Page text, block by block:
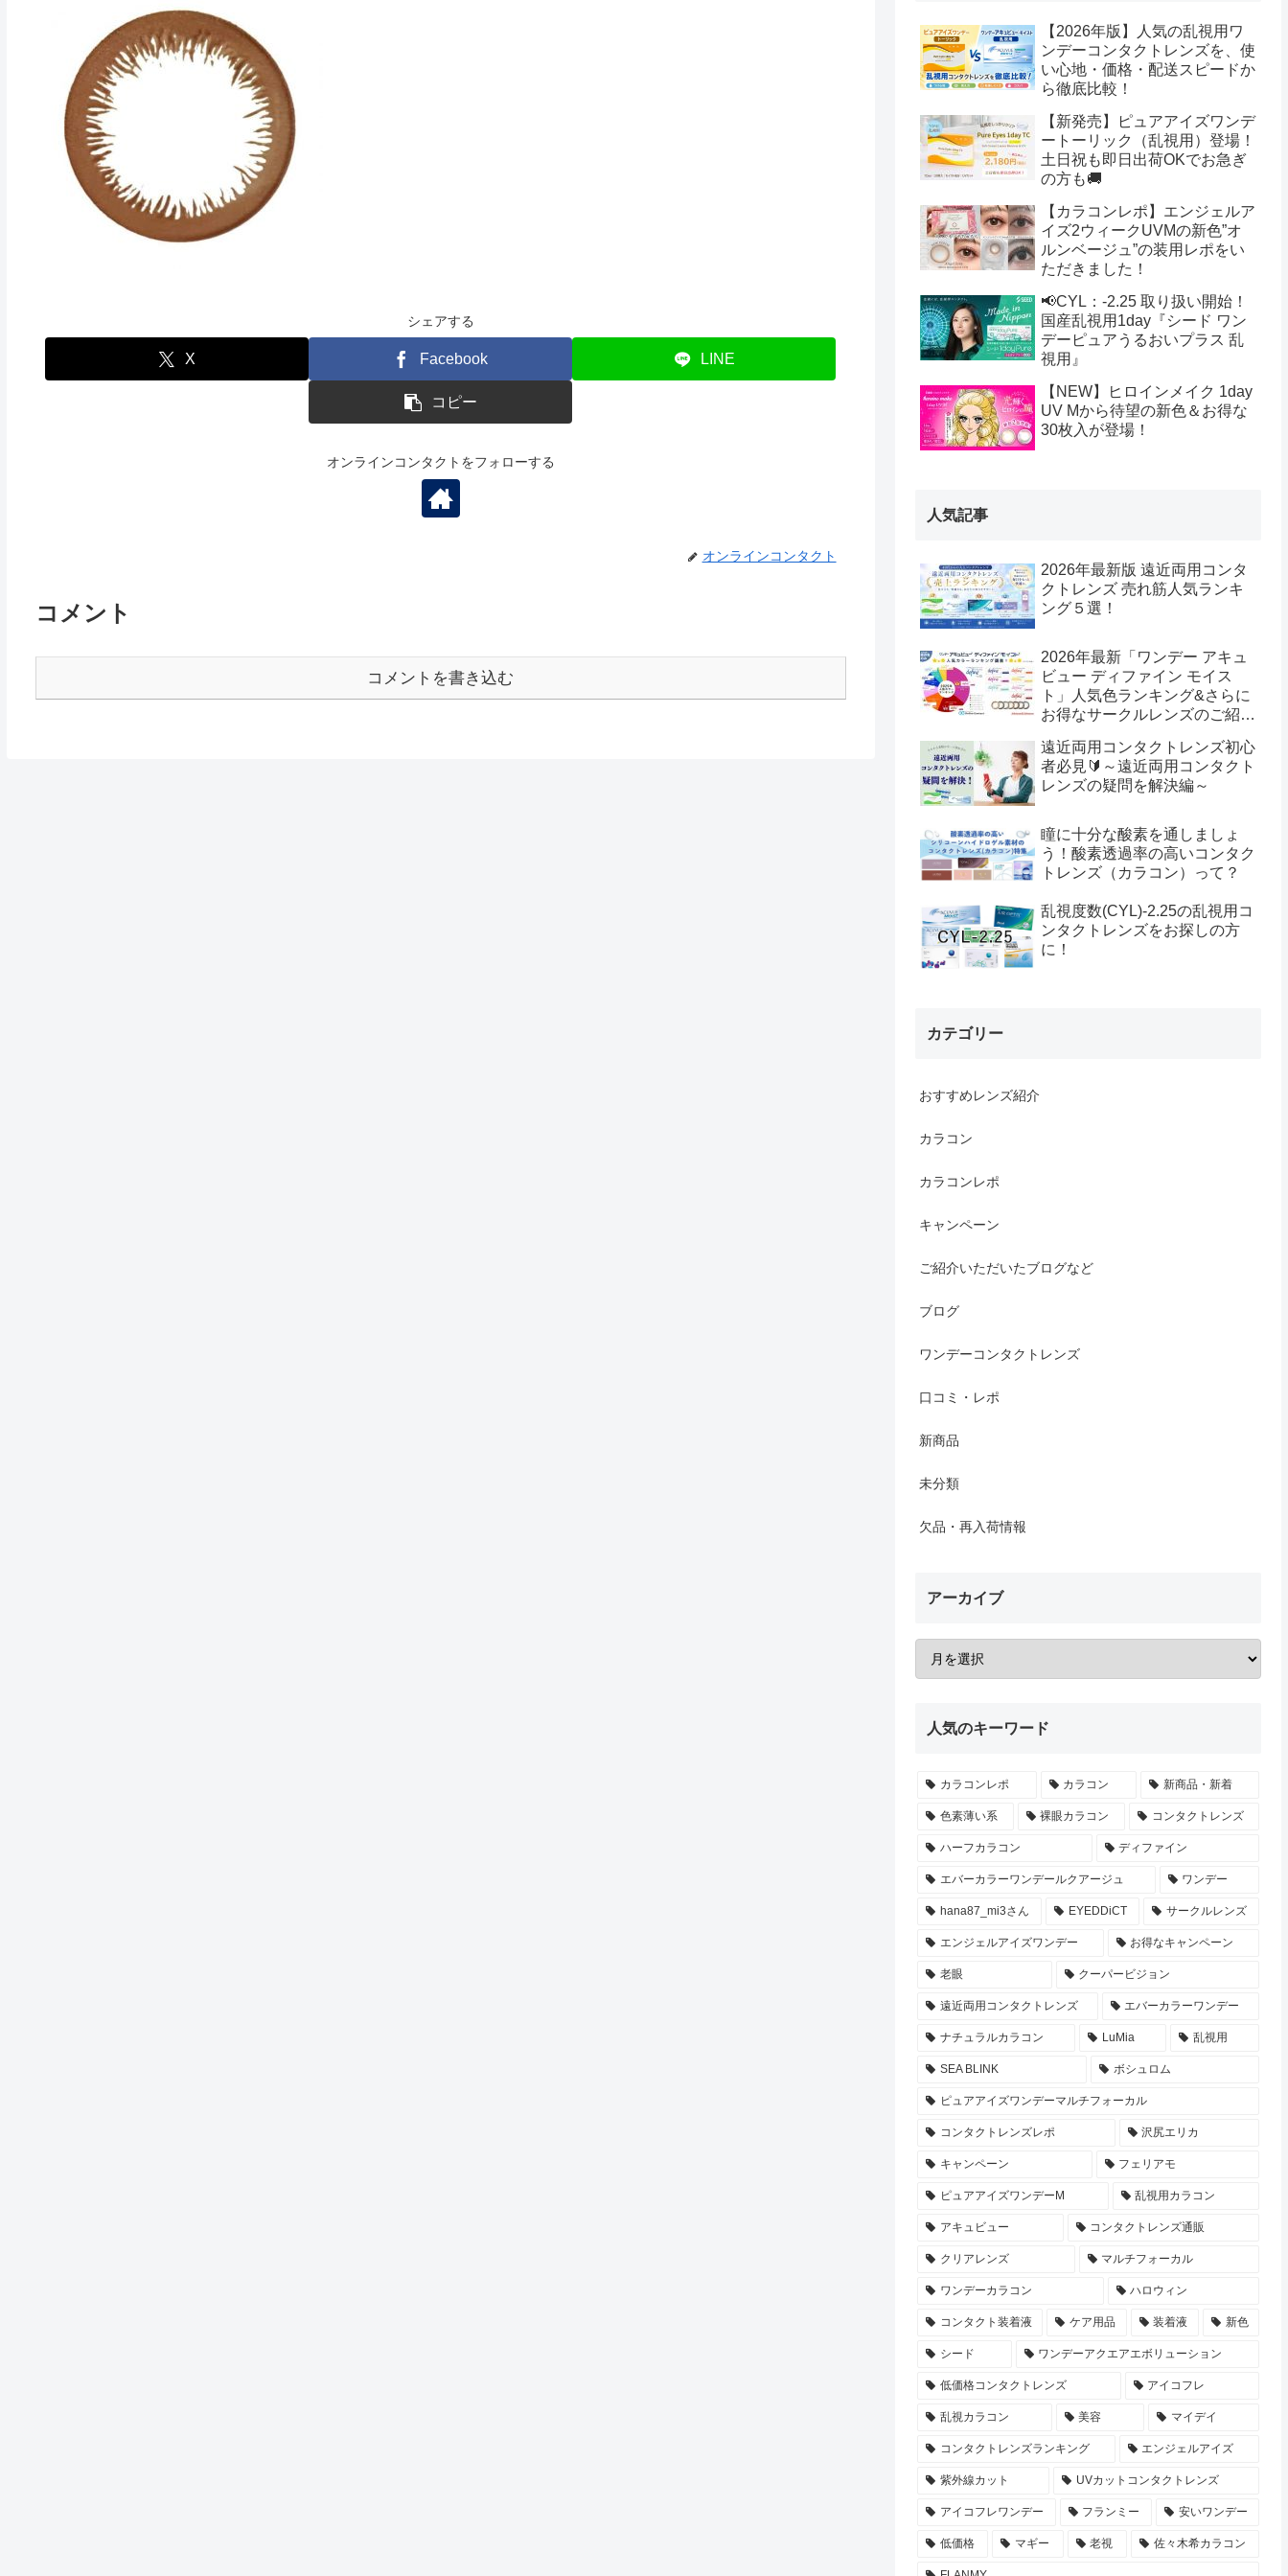
シェアする
X Facebook LINE
コピー
オンラインコンタクトをフォローする
オンラインコンタクト
コメント
コメントを書き込む
【2026年版】人気の乱視用ワ
ンデーコンタクトレンズを、使
い心地・価格・配送スピードか
ら徹底比較！
【新発売】ピュアアイズワンデ
ートーリック（乱視用）登場！
土日祝も即日出荷OKでお急ぎ
の方も🚚
【カラコンレポ】エンジェルア
イズ2ウィークUVMの新色”オ
ルンベージュ”の装用レポをい
ただきました！
📢CYL：-2.25 取り扱い開始！
国産乱視用1day『シード ワン
デーピュアうるおいプラス 乱
視用』
【NEW】ヒロインメイク 1day
UV Mから待望の新色＆お得な
30枚入が登場！
人気記事
2026年最新版 遠近両用コンタ
クトレンズ 売れ筋人気ランキ
ング５選！
2026年最新「ワンデー アキュ
ビュー ディファイン モイス
ト」人気色ランキング&さらに
お得なサークルレンズのご紹
遠近両用コンタクトレンズ初心
者必見🔰～遠近両用コンタクト
レンズの疑問を解決編～
瞳に十分な酸素を通しましょ
う！酸素透過率の高いコンタク
トレンズ（カラコン）って？
乱視度数(CYL)-2.25の乱視用コ
ンタクトレンズをお探しの方
に！
カテゴリー
おすすめレンズ紹介
カラコン
カラコンレポ
キャンペーン
ご紹介いただいたブログなど
ブログ
ワンデーコンタクトレンズ
口コミ・レポ
新商品
未分類
欠品・再入荷情報
アーカイブ
人気のキーワード
カラコンレポ カラコン 新商品・新着
色素薄い系 裸眼カラコン コンタクトレンズ
ハーフカラコン ディファイン
エバーカラーワンデールクアージュ ワンデー
hana87_mi3さん EYEDDiCT サークルレンズ
エンジェルアイズワンデー お得なキャンペーン
老眼 クーパービジョン
遠近両用コンタクトレンズ エバーカラーワンデー
ナチュラルカラコン LuMia 乱視用
SEA BLINK ボシュロム
ピュアアイズワンデーマルチフォーカル
コンタクトレンズレポ 沢尻エリカ
キャンペーン フェリアモ
ピュアアイズワンデーM 乱視用カラコン
アキュビュー コンタクトレンズ通販
クリアレンズ マルチフォーカル
ワンデーカラコン ハロウィン
コンタクト装着液 ケア用品 装着液 新色
シード ワンデーアクエアエボリューション
低価格コンタクトレンズ アイコフレ
乱視カラコン 美容 マイデイ
コンタクトレンズランキング エンジェルアイズ
紫外線カット UVカットコンタクトレンズ
アイコフレワンデー フランミー 安いワンデー
低価格 マギー 老視 佐々木希カラコン